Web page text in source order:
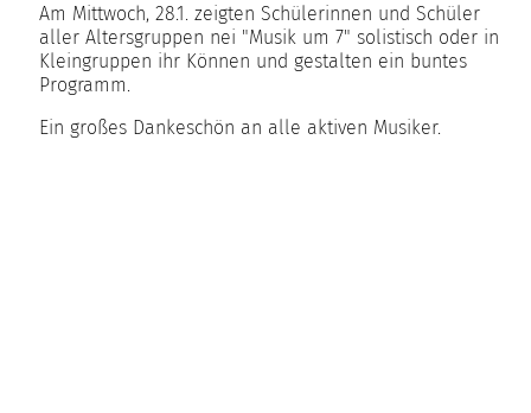
Am Mittwoch, 28.1. zeigten Schülerinnen und Schüler
aller Altersgruppen nei "Musik um 7" solistisch oder in
Kleingruppen ihr Können und gestalten ein buntes
Programm.
Ein großes Dankeschön an alle aktiven Musiker.